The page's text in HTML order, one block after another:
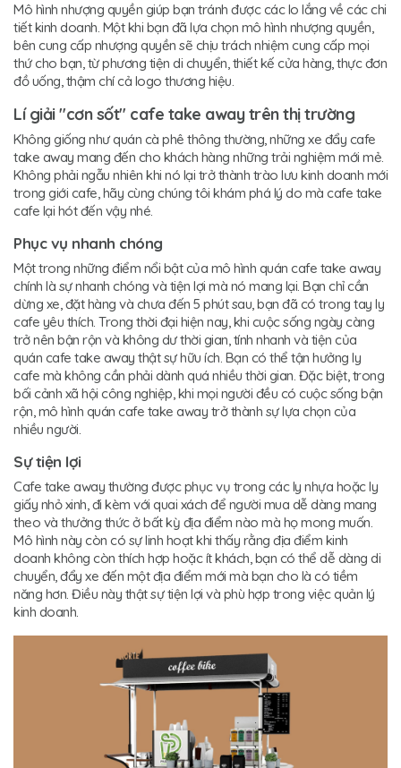
Mô hình nhượng quyền giúp bạn tránh được các lo lắng về các chi
tiết kinh doanh. Một khi bạn đã lựa chọn mô hình nhượng quyền,
bên cung cấp nhượng quyền sẽ chịu trách nhiệm cung cấp mọi
thứ cho bạn, từ phương tiện di chuyển, thiết kế cửa hàng, thực đơn
đồ uống, thậm chí cả logo thương hiệu.
Lí giải "cơn sốt" cafe take away trên thị trường
Không giống như quán cà phê thông thường, những xe đẩy cafe
take away mang đến cho khách hàng những trải nghiệm mới mẻ.
Không phải ngẫu nhiên khi nó lại trở thành trào lưu kinh doanh mới
trong giới cafe, hãy cùng chúng tôi khám phá lý do mà cafe take
cafe lại hót đến vậy nhé.
Phục vụ nhanh chóng
Một trong những điểm nổi bật của mô hình quán cafe take away
chính là sự nhanh chóng và tiện lợi mà nó mang lại. Bạn chỉ cần
dừng xe, đặt hàng và chưa đến 5 phút sau, bạn đã có trong tay ly
cafe yêu thích. Trong thời đại hiện nay, khi cuộc sống ngày càng
trở nên bận rộn và không dư thời gian, tính nhanh và tiện của
quán cafe take away thật sự hữu ích. Bạn có thể tận hưởng ly
cafe mà không cần phải dành quá nhiều thời gian. Đặc biệt, trong
bối cảnh xã hội công nghiệp, khi mọi người đều có cuộc sống bận
rộn, mô hình quán cafe take away trở thành sự lựa chọn của
nhiều người.
Sự tiện lợi
Cafe take away thường được phục vụ trong các ly nhựa hoặc ly
giấy nhỏ xinh, đi kèm với quai xách để người mua dễ dàng mang
theo và thưởng thức ở bất kỳ địa điểm nào mà họ mong muốn.
Mô hình này còn có sự linh hoạt khi thấy rằng địa điểm kinh
doanh không còn thích hợp hoặc ít khách, bạn có thể dễ dàng di
chuyển, đẩy xe đến một địa điểm mới mà bạn cho là có tiềm
năng hơn. Điều này thật sự tiện lợi và phù hợp trong việc quản lý
kinh doanh.